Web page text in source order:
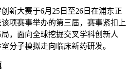
新大赛于6月25日至26日在浦东正
项赛事举办的第三届，赛事紧扣上
，面向全球挖掘交叉学科创新人
分子模拟走向临床新药研发。